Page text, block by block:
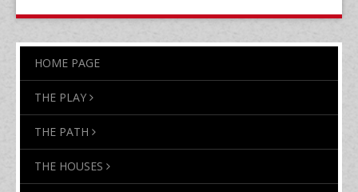
HOME PAGE
THE PLAY
THE PATH
THE HOUSES